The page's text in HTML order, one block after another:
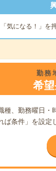
「気になる！」を
勤務
希
種、勤務曜日・
ば条件」を設定